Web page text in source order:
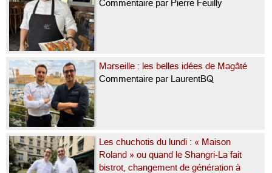
Commentaire par Pierre Feuilly
Marseille : les belles idées de Magâté
Commentaire par LaurentBQ
Les chuchotis du lundi : « Maison
Roland » ou quand le Shangri-La fait
bistrot, changement de génération à